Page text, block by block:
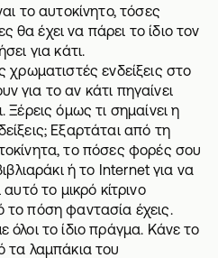
το αυτοκίνητο, τόσες
θα έχει να πάρει το ίδιο τον
για κάτι.
χρωματιστές ενδείξεις στο
για το αν κάτι πηγαίνει
Ξέρεις όμως τι σημαίνει η
Εξαρτάται από τη
το πόσες φορές σου
ή το Internet για να
το μικρό κίτρινο
το πόση φαντασία έχεις.
όλοι το ίδιο πράγμα. Κάνε το
τα λαμπάκια του